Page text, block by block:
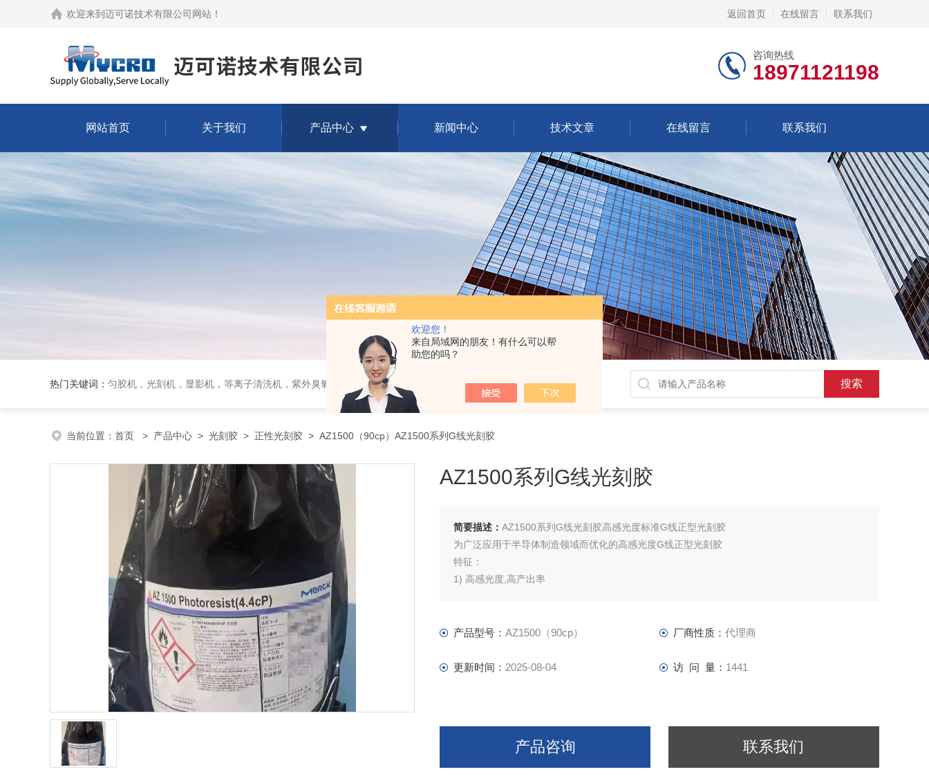
欢迎您！
来自局域网的朋友！有什么可以帮
助您的吗？
欢迎来到 迈可诺技术有限公司网站 ！ 返回首页 在线留言 联系我们
咨询热线
18971121198
网站首页 关于我们 产品中心 新闻中心 技术文章 在线留言 联系我们
热门关键词： 匀胶机，光刻机，显影机，等离子清洗机，紫外臭氧清洗机，紫外固化箱，压片机，等离子去胶机，刻蚀机，加热板
当前位置： 首页 > 产品中心 > 光刻胶 > 正性光刻胶 > AZ1500（90cp）AZ1500系列G线光刻胶
AZ1500系列G线光刻胶
简要描述： AZ1500系列G线光刻胶高感光度标准G线正型光刻胶
为广泛应用于半导体制造领域而优化的高感光度G线正型光刻胶
特征：
1) 高感光度,高产出率
产品型号： AZ1500（90cp） 厂商性质： 代理商
更新时间： 2025-08-04 访 问 量： 1441
产品咨询 联系我们